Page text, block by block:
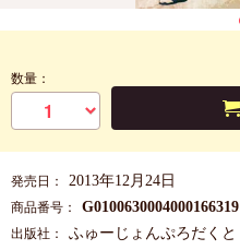
数量：
発売日： 2013年12月24日
商品番号： G0100630004000166319
出版社： ふゅーじょんぷろだくと